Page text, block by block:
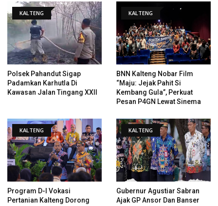
KALTENG
Polsek Pahandut Sigap
Padamkan Karhutla Di
Kawasan Jalan Tingang XXII
KALTENG
BNN Kalteng Nobar Film
“Maju: Jejak Pahit Si
Kembang Gula”, Perkuat
Pesan P4GN Lewat Sinema
KALTENG
Program D-I Vokasi
Pertanian Kalteng Dorong
KALTENG
Gubernur Agustiar Sabran
Ajak GP Ansor Dan Banser